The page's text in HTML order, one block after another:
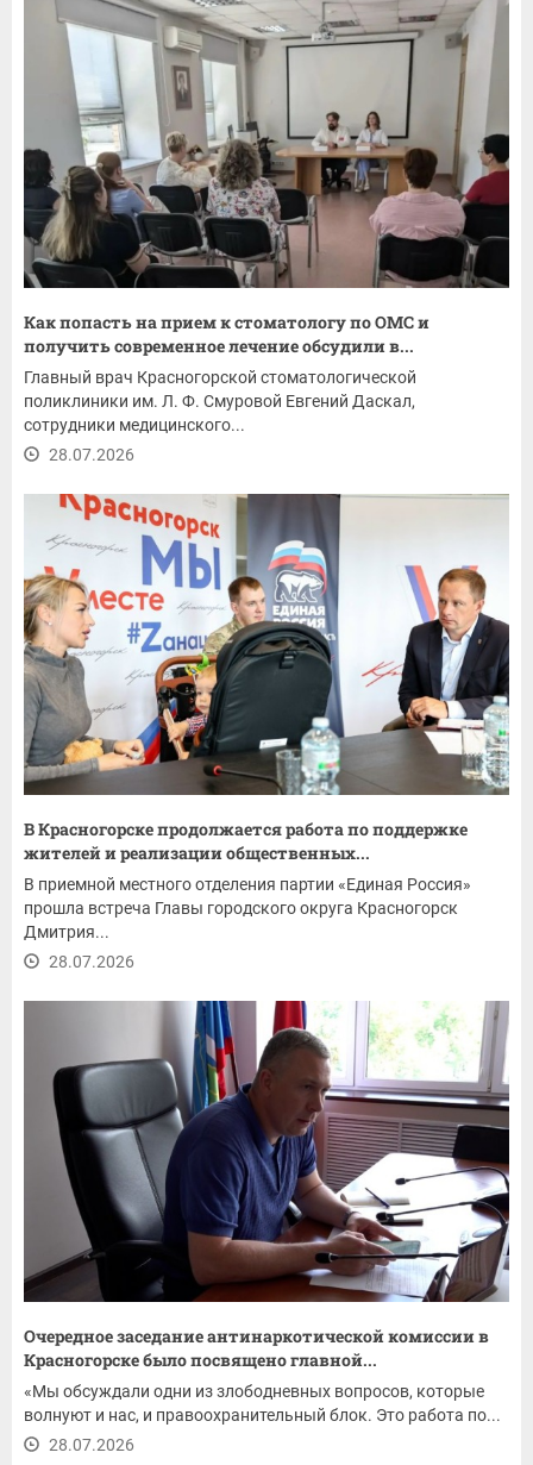
Как попасть на прием к стоматологу по ОМС и
получить современное лечение обсудили в...
Главный врач Красногорской стоматологической
поликлиники им. Л. Ф. Смуровой Евгений Даскал,
сотрудники медицинского...
28.07.2026
В Красногорске продолжается работа по поддержке
жителей и реализации общественных...
В приемной местного отделения партии «Единая Россия»
прошла встреча Главы городского округа Красногорск
Дмитрия...
28.07.2026
Очередное заседание антинаркотической комиссии в
Красногорске было посвящено главной...
«Мы обсуждали одни из злободневных вопросов, которые
волнуют и нас, и правоохранительный блок. Это работа по...
28.07.2026